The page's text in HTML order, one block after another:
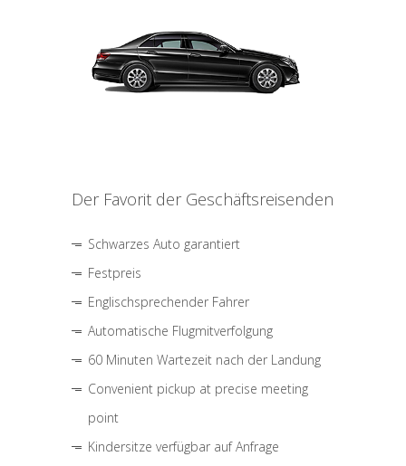
Der Favorit der Geschäftsreisenden
Schwarzes Auto garantiert
Festpreis
Englischsprechender Fahrer
Automatische Flugmitverfolgung
60 Minuten Wartezeit nach der Landung
Convenient pickup at precise meeting
point
Kindersitze verfügbar auf Anfrage